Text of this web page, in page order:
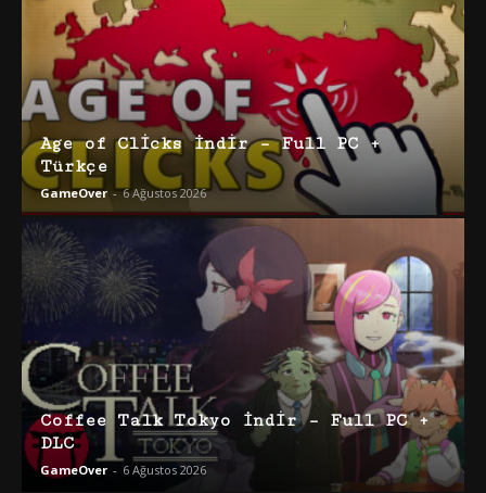
Age of Clicks İndir – Full PC +
Türkçe
GameOver - 6 Ağustos 2026
Coffee Talk Tokyo İndir – Full PC +
DLC
GameOver - 6 Ağustos 2026